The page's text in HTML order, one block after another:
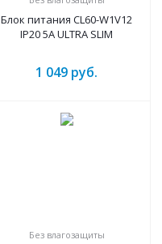
Блок питания CL60-W1V12
IP20 5A ULTRA SLIM
1 049 руб.
Без влагозащиты